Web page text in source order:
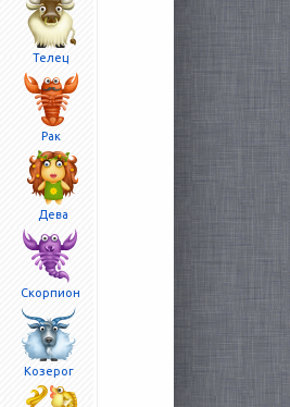
Телец
Рак
Дева
Скорпион
Козерог